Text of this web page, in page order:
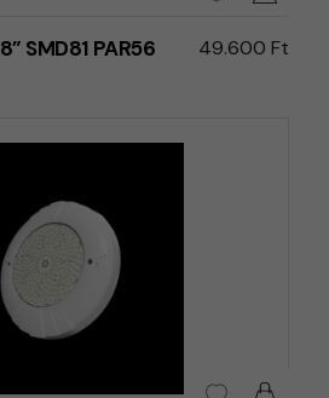
SMD81 PAR56 49.600 Ft